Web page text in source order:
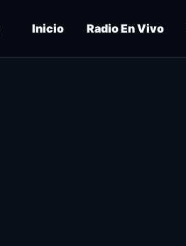
Inicio Radio En Vivo